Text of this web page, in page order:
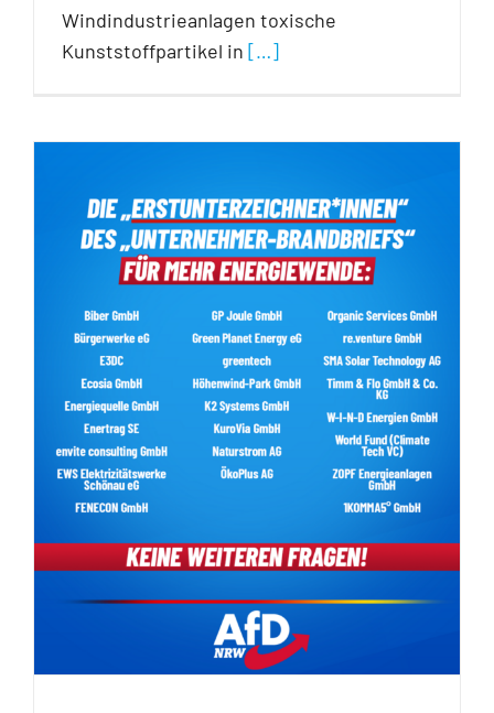
Windindustrieanlagen toxische
Kunststoffpartikel in […]